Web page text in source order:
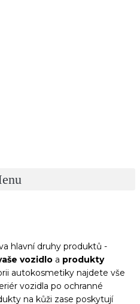
hlavní druhy produktů -
vozidlo a produkty
autokosmetiky najdete vše
vozidla po ochranné
na kůži zase poskytují